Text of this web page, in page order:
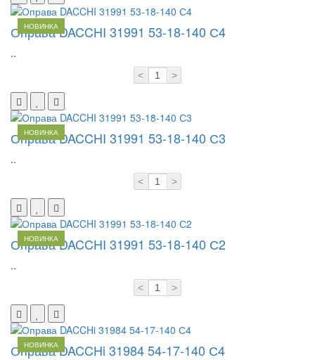
НОВИНКА
Оправа DACCHI 31991 53-18-140 С4
..
< >
НОВИНКА
Оправа DACCHI 31991 53-18-140 С3
..
< >
НОВИНКА
Оправа DACCHI 31991 53-18-140 С2
..
< >
НОВИНКА
Оправа DACCHi 31984 54-17-140 С4